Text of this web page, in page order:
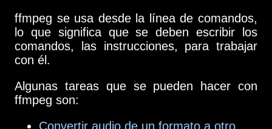
ffmpeg se usa desde la línea de comandos,
lo que significa que se deben escribir los
comandos, las instrucciones, para trabajar
con él.
Algunas tareas que se pueden hacer con
ffmpeg son:
Convertir audio de un formato a otro